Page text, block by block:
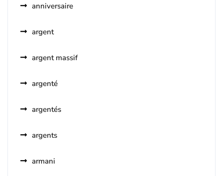
anniversaire
argent
argent massif
argenté
argentés
argents
armani